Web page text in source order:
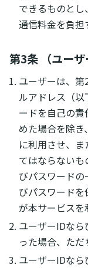
できるものと
通信料金を負担
第3条 （ユーザ
ユーザーは、
ルアドレス（
ードを自己の
めた場合を除
に利用させ、
てはならない
びパスワード
びパスワード
が本サービスを
ユーザーIDな
った場合、ただ
ユーザーIDな